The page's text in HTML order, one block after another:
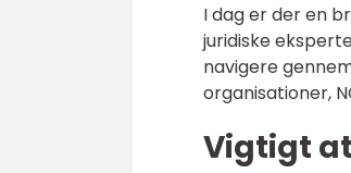
I dag er der en
juridiske
navigere
organisationer,
Vigtigt